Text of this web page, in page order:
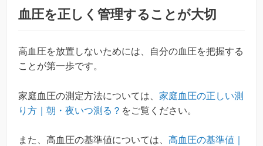
血圧を正しく管理することが大切
高血圧を放置しないためには、自分の血圧を把握する
ことが第一歩です。
家庭血圧の測定方法については、 家庭血圧の正しい測
り方｜朝・夜いつ測る？ をご覧ください。
また、高血圧の基準値については、 高血圧の基準値｜